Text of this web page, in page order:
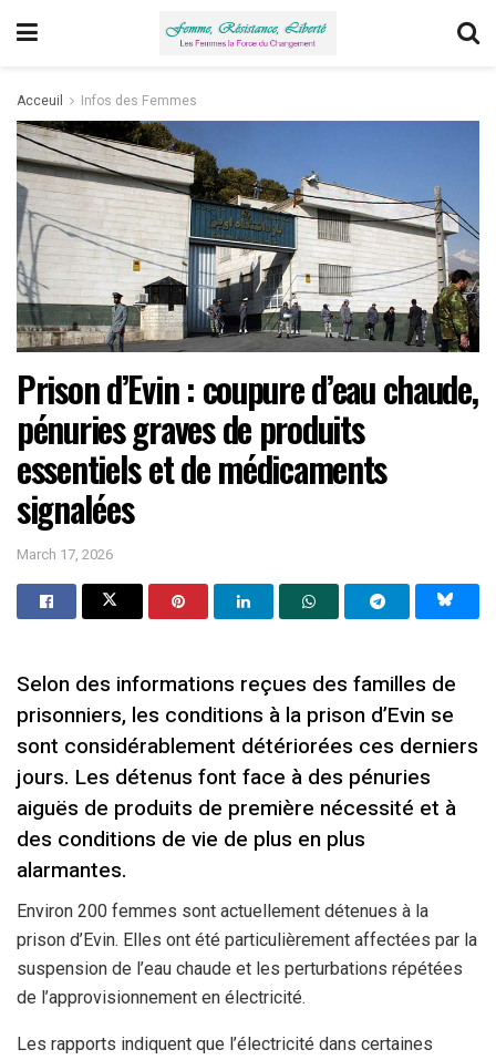
Acceuil Infos des Femmes
Prison d’Evin : coupure d’eau chaude,
pénuries graves de produits
essentiels et de médicaments
signalées
March 17, 2026
Selon des informations reçues des familles de
prisonniers, les conditions à la prison d’Evin se
sont considérablement détériorées ces derniers
jours. Les détenus font face à des pénuries
aiguës de produits de première nécessité et à
des conditions de vie de plus en plus
alarmantes.
Environ 200 femmes sont actuellement détenues à la
prison d’Evin. Elles ont été particulièrement affectées par la
suspension de l’eau chaude et les perturbations répétées
de l’approvisionnement en électricité.
Les rapports indiquent que l’électricité dans certaines